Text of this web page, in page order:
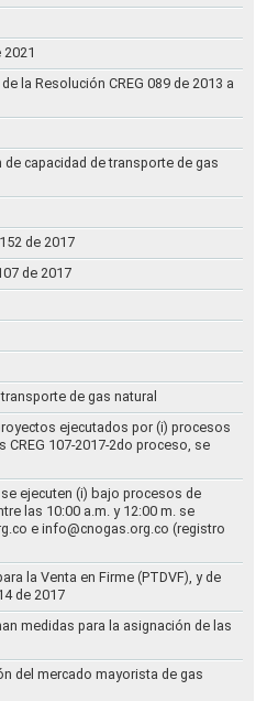
la Resolución CREG 089 de 2013 a
capacidad de transporte de gas
de 2017
de 2017
de gas natural
ejecutados por (i) procesos
107-2017-2do proceso, se
ejecuten (i) bajo procesos de
las 10:00 a.m. y 12:00 m. se
e info@cnogas.org.co (registro
la Venta en Firme (PTDVF), y de
de 2017
medidas para la asignación de las
del mercado mayorista de gas